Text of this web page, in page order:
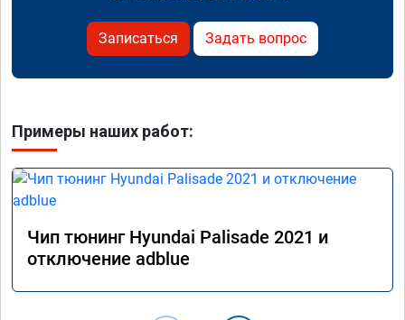
Записаться Задать вопрос
Примеры наших работ:
Чип тюнинг Hyundai Palisade 2021 и
отключение adblue